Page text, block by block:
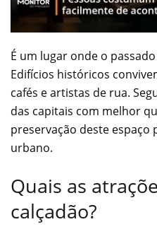
É um lugar onde o
Edifícios históricos
cafés e artistas de rua.
das capitais com melhor
preservação deste espaço
urbano.
Quais as
calçadão?